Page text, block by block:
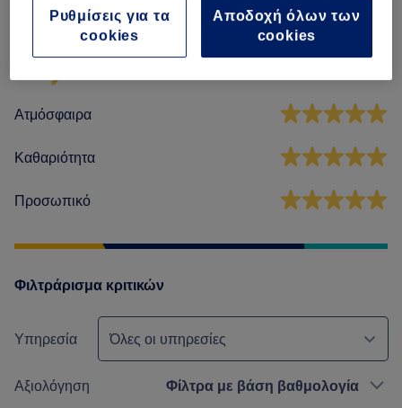
4,9
Ατμόσφαιρα
Καθαριότητα
Προσωπικό
Φιλτράρισμα κριτικών
Υπηρεσία Όλες οι υπηρεσίες
Αξιολόγηση Φίλτρα με βάση βαθμολογία
Αποδοχή όλων των
cookies
Ρυθμίσεις για τα
cookies